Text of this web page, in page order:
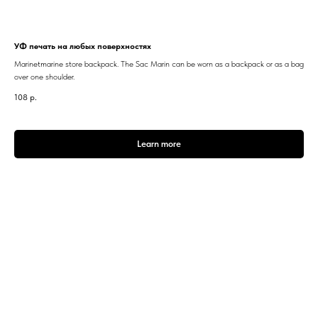
УФ печать на любых поверхностях
Marinetmarine store backpack. The Sac Marin can be worn as a backpack or as a bag
over one shoulder.
108 р.
Learn more